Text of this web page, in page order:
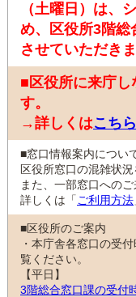
（土曜日）は、
め、区役所3階総
させていただきま
■区役所に来庁し
す。
→詳しくはこちら
■窓口情報案内につい
区役所窓口の混雑状
また、一部窓口への
詳しくは「 ご利用方法
■区役所のご案内
・本庁舎各窓口の受
覧ください。
【平日】
3階総合窓口課の受付